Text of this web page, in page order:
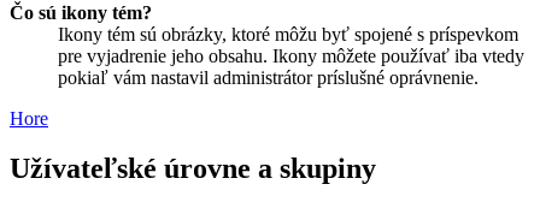
Čo sú ikony tém?
Ikony tém sú obrázky, ktoré môžu byť spojené s príspevkom
pre vyjadrenie jeho obsahu. Ikony môžete používať iba vtedy
pokiaľ vám nastavil administrátor príslušné oprávnenie.
Hore
Užívateľské úrovne a skupiny